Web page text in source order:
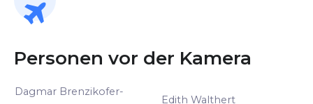
Personen vor der Kamera
Dagmar Brenzikofer-
Edith Walthert